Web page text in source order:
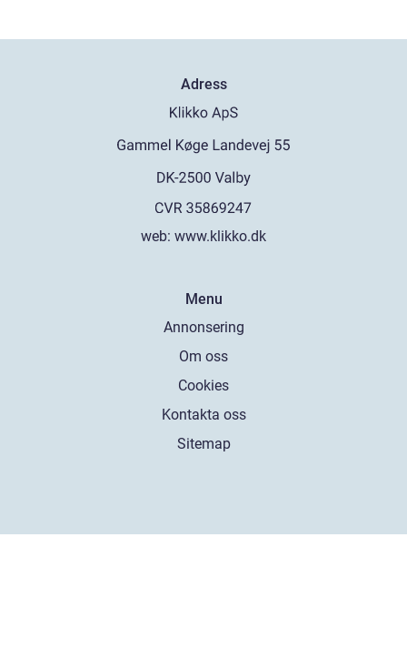
Adress
web: www.klikko.dk
Menu
Annonsering
Om oss
Cookies
Kontakta oss
Sitemap